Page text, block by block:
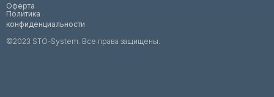
©2023 STO-System. Все права защищены.
Политика
конфиденциальности
Оферта